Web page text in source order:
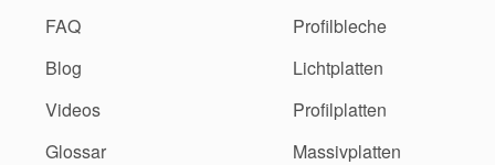
FAQ
Blog
Videos
Glossar
Profilbleche
Lichtplatten
Profilplatten
Massivplatten